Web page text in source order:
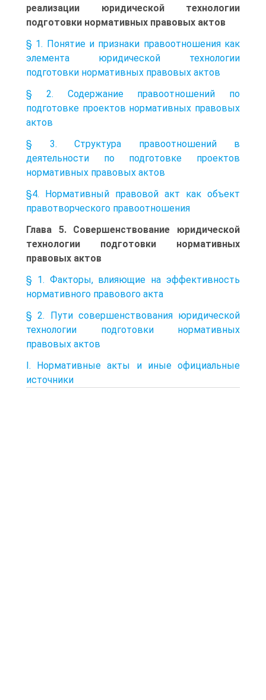
реализации юридической технологии
подготовки нормативных правовых актов
§ 1. Понятие и признаки правоотношения как
элемента юридической технологии
подготовки нормативных правовых актов
§ 2. Содержание правоотношений по
подготовке проектов нормативных правовых
актов
§ 3. Структура правоотношений в
деятельности по подготовке проектов
нормативных правовых актов
§4. Нормативный правовой акт как объект
правотворческого правоотношения
Глава 5. Совершенствование юридической
технологии подготовки нормативных
правовых актов
§ 1. Факторы, влияющие на эффективность
нормативного правового акта
§ 2. Пути совершенствования юридической
технологии подготовки нормативных
правовых актов
I. Нормативные акты и иные официальные
источники